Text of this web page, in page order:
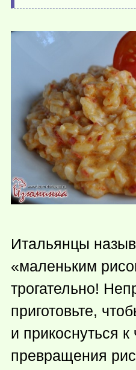
Итальянцы
«маленьким
трогательно!
приготовьте,
и прикоснуться к
превращения